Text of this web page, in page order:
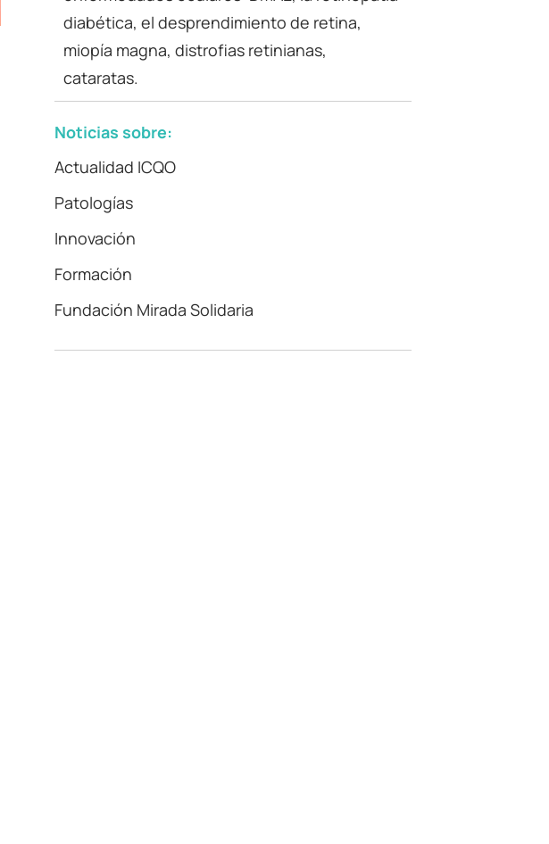
diabética, el desprendimiento de retina,
miopía magna, distrofias retinianas,
cataratas.
Noticias sobre:
Actualidad ICQO
Patologías
Innovación
Formación
Fundación Mirada Solidaria